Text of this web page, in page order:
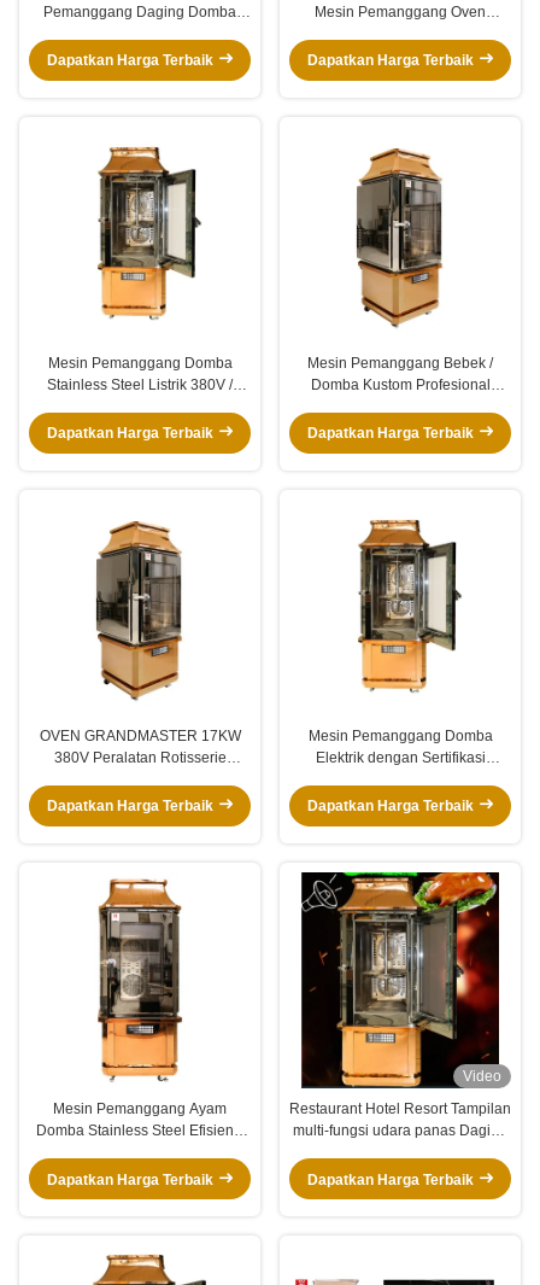
Pemanggang Daging Domba
Otomatis
Dapatkan Harga Terbaik
Mesin Pemanggang Oven
Dapatkan Harga Terbaik
Mesin Pemanggang Domba
Stainless Steel Listrik 380V /
Dapatkan Harga Terbaik
Mesin Pemanggang Bebek /
Domba Kustom Profesional
Dapatkan Harga Terbaik
OVEN GRANDMASTER 17KW
380V Peralatan Rotisserie
Dapatkan Harga Terbaik
Mesin Pemanggang Domba
Elektrik dengan Sertifikasi
Dapatkan Harga Terbaik
Mesin Pemanggang Ayam
Domba Stainless Steel Efisiensi
Dapatkan Harga Terbaik
Video
Restaurant Hotel Resort Tampilan
multi-fungsi udara panas Daging
Panggang, Mesin Panggang
Dapatkan Harga Terbaik